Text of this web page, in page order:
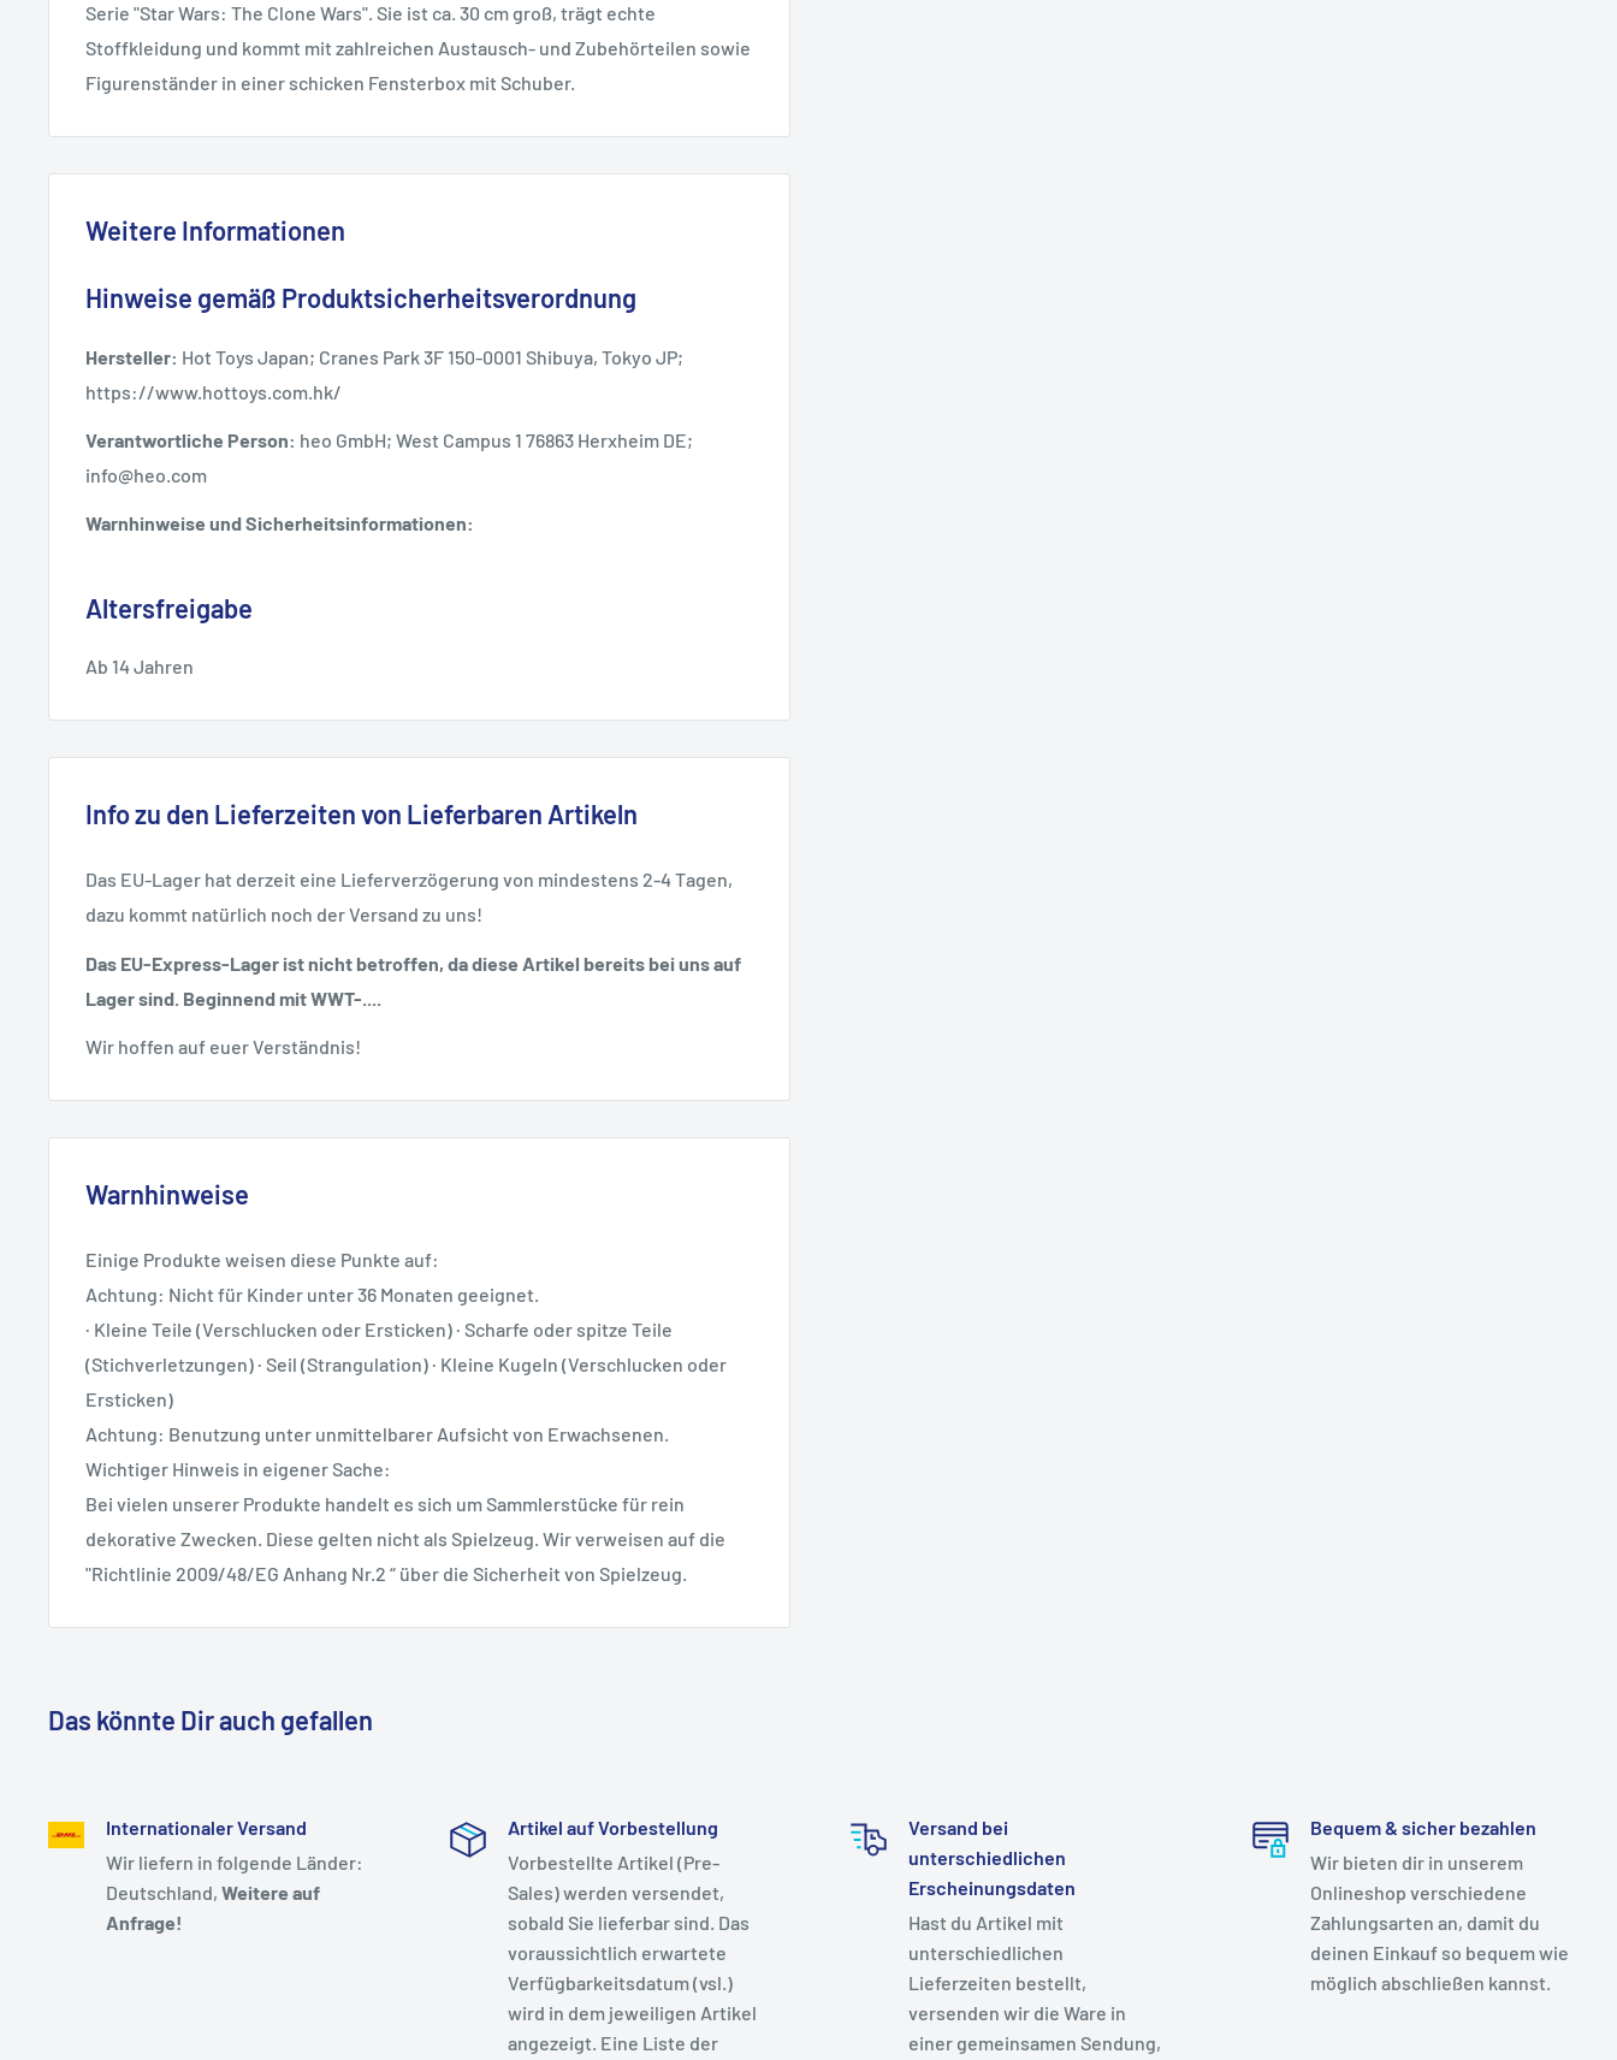
Serie "Star Wars: The Clone Wars". Sie ist ca. 30 cm groß, trägt echte
Stoffkleidung und kommt mit zahlreichen Austausch- und Zubehörteilen sowie
Figurenständer in einer schicken Fensterbox mit Schuber.
Weitere Informationen
Hinweise gemäß Produktsicherheitsverordnung
Hersteller: Hot Toys Japan; Cranes Park 3F 150-0001 Shibuya, Tokyo JP;
https://www.hottoys.com.hk/
Verantwortliche Person: heo GmbH; West Campus 1 76863 Herxheim DE;
info@heo.com
Warnhinweise und Sicherheitsinformationen:
Altersfreigabe
Ab 14 Jahren
Info zu den Lieferzeiten von Lieferbaren Artikeln
Das EU-Lager hat derzeit eine Lieferverzögerung von mindestens 2-4 Tagen,
dazu kommt natürlich noch der Versand zu uns!
Das EU-Express-Lager ist nicht betroffen, da diese Artikel bereits bei uns auf
Lager sind. Beginnend mit WWT-....
Wir hoffen auf euer Verständnis!
Warnhinweise
Einige Produkte weisen diese Punkte auf:
Achtung: Nicht für Kinder unter 36 Monaten geeignet.
· Kleine Teile (Verschlucken oder Ersticken) · Scharfe oder spitze Teile
(Stichverletzungen) · Seil (Strangulation) · Kleine Kugeln (Verschlucken oder
Ersticken)
Achtung: Benutzung unter unmittelbarer Aufsicht von Erwachsenen.
Wichtiger Hinweis in eigener Sache:
Bei vielen unserer Produkte handelt es sich um Sammlerstücke für rein
dekorative Zwecken. Diese gelten nicht als Spielzeug. Wir verweisen auf die
"Richtlinie 2009/48/EG Anhang Nr.2 “ über die Sicherheit von Spielzeug.
Das könnte Dir auch gefallen
Internationaler Versand
Wir liefern in folgende Länder:
Deutschland, Weitere auf
Anfrage!
Artikel auf Vorbestellung
Vorbestellte Artikel (Pre-
Sales) werden versendet,
sobald Sie lieferbar sind. Das
voraussichtlich erwartete
Verfügbarkeitsdatum (vsl.)
wird in dem jeweiligen Artikel
angezeigt. Eine Liste der
Versand bei
unterschiedlichen
Erscheinungsdaten
Hast du Artikel mit
unterschiedlichen
Lieferzeiten bestellt,
versenden wir die Ware in
einer gemeinsamen Sendung,
Bequem & sicher bezahlen
Wir bieten dir in unserem
Onlineshop verschiedene
Zahlungsarten an, damit du
deinen Einkauf so bequem wie
möglich abschließen kannst.